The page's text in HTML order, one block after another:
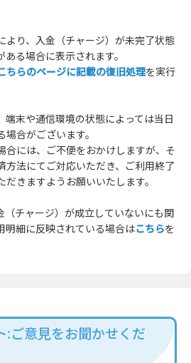
より、入金（チャージ）が未完了状態
る場合に表示されます。
ちらのページに記載の復旧処理を実行
端末や通信環境の状態によっては当日
合がございます。
合には、ご不便をおかけしますが、そ
方法にてご対応いただき、ご利用終了
きますようお願いいたします。
チャージ）が成立していないにも関
明細に反映されている場合はこちらを
:ご意見をお聞かせくだ